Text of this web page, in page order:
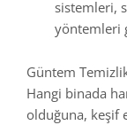
sistemleri,
yöntemleri
Güntem
Hangi binada
olduğuna, keşif